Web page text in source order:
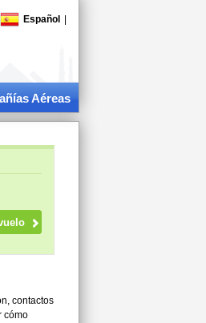
Español
Aéreas
contactos
cómo